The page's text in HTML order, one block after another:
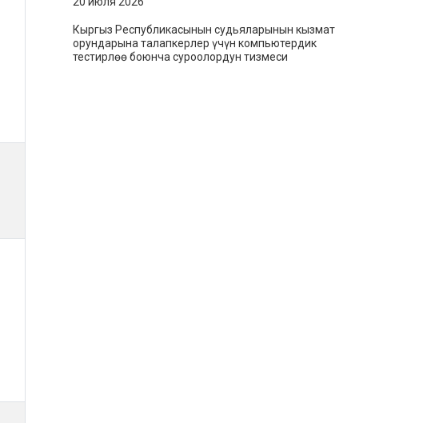
Кыргыз Республикасынын судьяларынын кызмат
орундарына талапкерлер үчүн компьютердик
тестирлөө боюнча суроолордун тизмеси